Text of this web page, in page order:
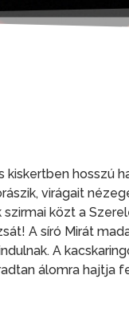
hosszú
virágait
közt a
A síró Mirát
A
álomra hajtja